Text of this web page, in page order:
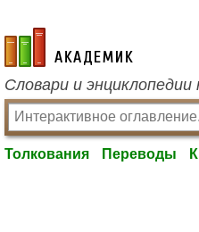
academic.ru
Словари и энциклопедии
Толкования Переводы